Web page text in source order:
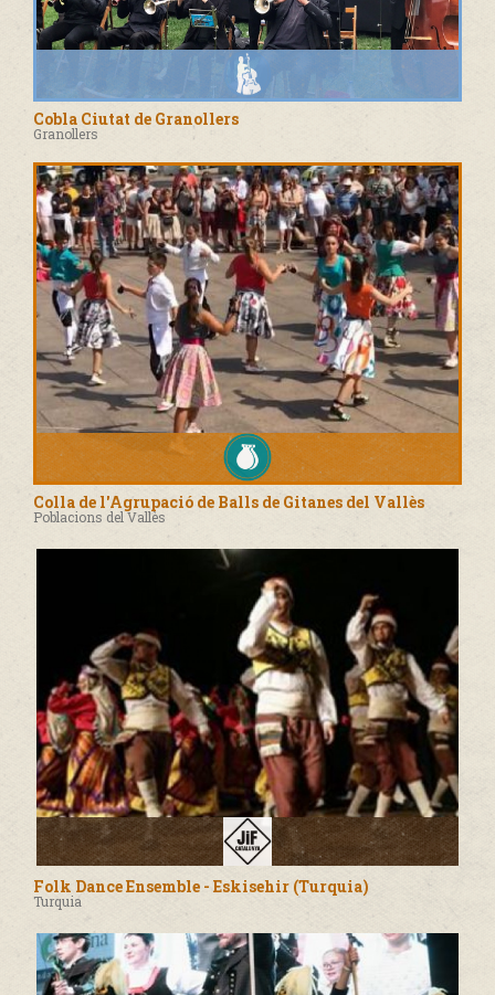
Cobla Ciutat de Granollers
Granollers
Colla de l'Agrupació de Balls de Gitanes del Vallès
Poblacions del Vallès
Folk Dance Ensemble - Eskisehir (Turquia)
Turquia